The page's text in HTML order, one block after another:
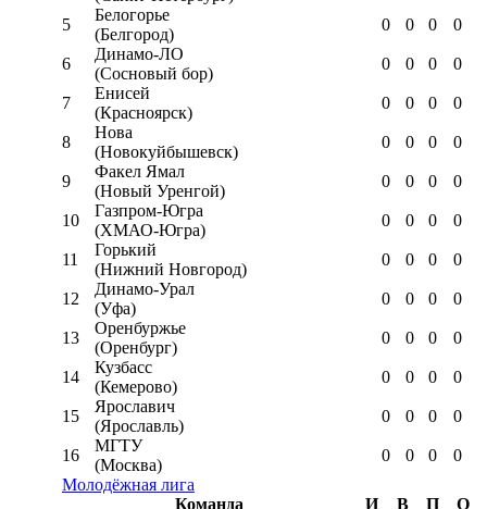
5
Белогорье
(Белгород)
0 0 0 0
6
Динамо-ЛО
(Сосновый бор)
0 0 0 0
7
Енисей
(Красноярск)
0 0 0 0
8
Нова
(Новокуйбышевск)
0 0 0 0
9
Факел Ямал
(Новый Уренгой)
0 0 0 0
10
Газпром-Югра
(ХМАО-Югра)
0 0 0 0
11
Горький
(Нижний Новгород)
0 0 0 0
12
Динамо-Урал
(Уфа)
0 0 0 0
13
Оренбуржье
(Оренбург)
0 0 0 0
14
Кузбасс
(Кемерово)
0 0 0 0
15
Ярославич
(Ярославль)
0 0 0 0
16
МГТУ
(Москва)
0 0 0
0
Молодёжная лига
Команда
И В П
О